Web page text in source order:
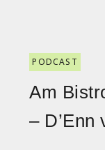
PODCAST
Am
– D’Enn